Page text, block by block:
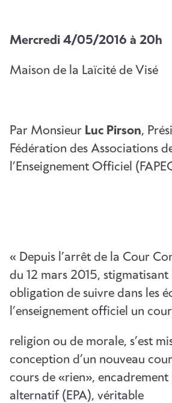
Mercredi 4/05/2016 à 20h
Maison de la Laïcité de Visé
Par Monsieur Luc Pirson,
Fédération des Associations
l’Enseignement Officiel
« Depuis l’arrêt de la Cour
du 12 mars 2015, stigmatisant
obligation de suivre dans les
l’enseignement officiel un
religion ou de morale, s’est
conception d’un nouveau
cours de «rien»,
alternatif (EPA), véritable